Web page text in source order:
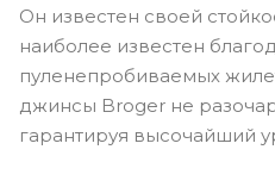
Он известен своей
наиболее известен
пуленепробиваемых
джинсы Broger не
гарантируя высочайший